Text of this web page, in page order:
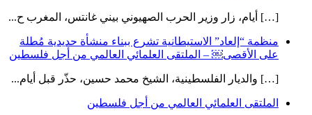
[…] أيام، زار وزير الحرب الصهيوني بيني غانتس، المغرب ح...
منظمة “إلعاد” الاستيطانية تشرع ببناء منشأة حديدية مُطلة
على الأقصى￼ – الملتقى العلمائي العالمي من أجل فلسطين
[…] والديار الفلسطينية، الشيخ محمد حسين، حذّر قبل أيام...
الملتقى العلمائي العالمي من أجل فلسطين